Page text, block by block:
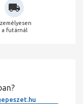
a futárnál